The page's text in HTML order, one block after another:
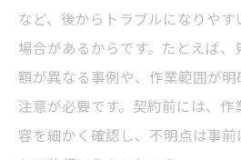
など、後からトラブルになりや
場合があるからです。たとえば
額が異なる事例や、作業範囲が
注意が必要です。契約前には、
容を細かく確認し、不明点は事